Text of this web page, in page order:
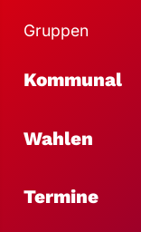
Gruppen
Kommunal
Wahlen
Termine